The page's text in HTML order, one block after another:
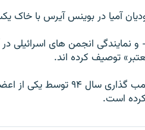
و نمايندگی انجمن های اسرائيلی
توصيف کرده اند.
مقامهای آرژانتينی می گويند
است.